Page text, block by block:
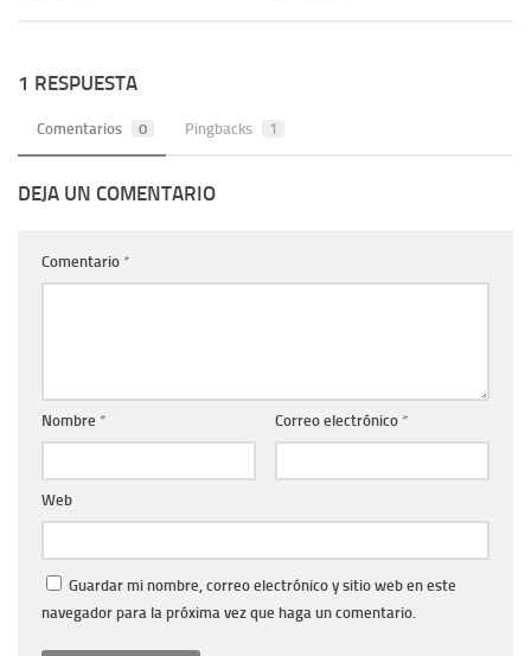
1 RESPUESTA
Comentarios 0 Pingbacks 1
DEJA UN COMENTARIO
Comentario *
Nombre * Correo electrónico *
Web
Guardar mi nombre, correo electrónico y sitio web en este
navegador para la próxima vez que haga un comentario.